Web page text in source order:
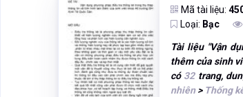
Mã tài liệu:
Loại: Bạc
Tài liệu "Vận
thêm của sinh
có 32trang,
nhiên> Thống